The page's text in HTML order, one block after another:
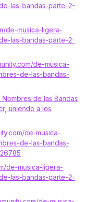
las-bandas-parte-2-
de-musica-ligera-
las-bandas-parte-2-
de-musica-
de-las-bandas-
de las Bandas
uniendo a los
de-musica-
de-las-bandas-
de-musica-ligera-
las-bandas-parte-2-